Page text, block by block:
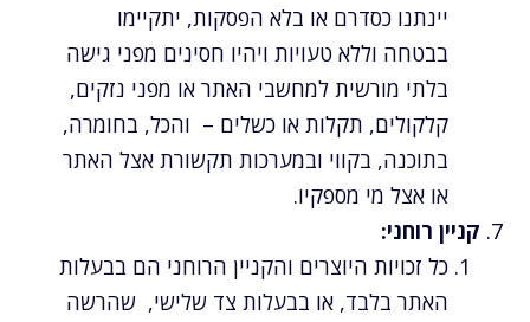
יינתנו כסדרם או בלא הפסקות, יתקיימו
בבטחה וללא טעויות ויהיו חסינים מפני גישה
בלתי מורשית למחשבי האתר או מפני נזקים,
קלקולים, תקלות או כשלים – והכל, בחומרה,
בתוכנה, בקווי ובמערכות תקשורת אצל האתר
או אצל מי מספקיו.
קניין רוחני:
כל זכויות היוצרים והקניין הרוחני הם בבעלות
האתר בלבד, או בבעלות צד שלישי, שהרשה